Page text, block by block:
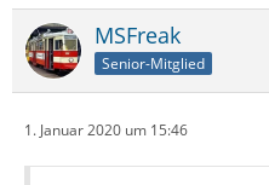
MSFreak
Senior-Mitglied
1. Januar 2020 um 15:46